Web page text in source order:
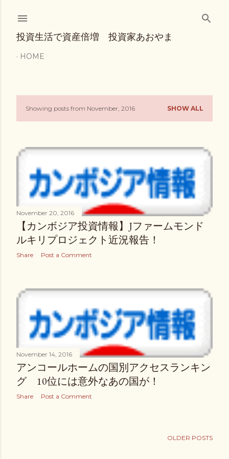
投資生活で資産倍増 投資家あおやま
HOME
P
s
Showing posts from November, 2016 SHOW ALL
November 20, 2016
【カンボジア投資情報】Jファームモンド
ルキリプロジェクト近況報告！
Share Post a Comment
November 14, 2016
アンコールホームの国別アクセスランキン
グ 10位には意外なあの国が！
Share Post a Comment
OLDER POSTS